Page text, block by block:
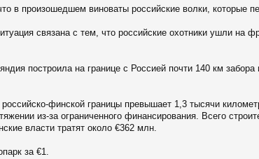
в произошедшем виноваты российские волки, которые
связана с тем, что российские охотники ушли на
построила на границе с Россией почти 140 км
финской границы превышает 1,3 тысячи
из-за ограниченного финансирования. Всего
власти тратят около €362 млн.
за €1.